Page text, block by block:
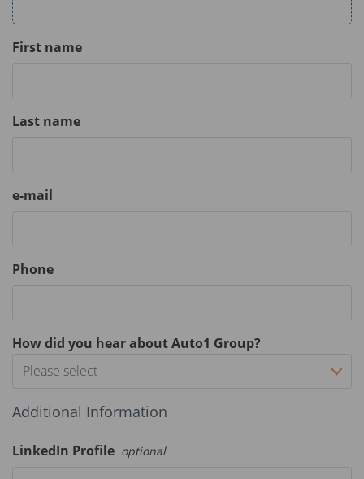
First name
Last name
e-mail
Phone
How did you hear about Auto1 Group?
Please select
Additional Information
LinkedIn Profile optional